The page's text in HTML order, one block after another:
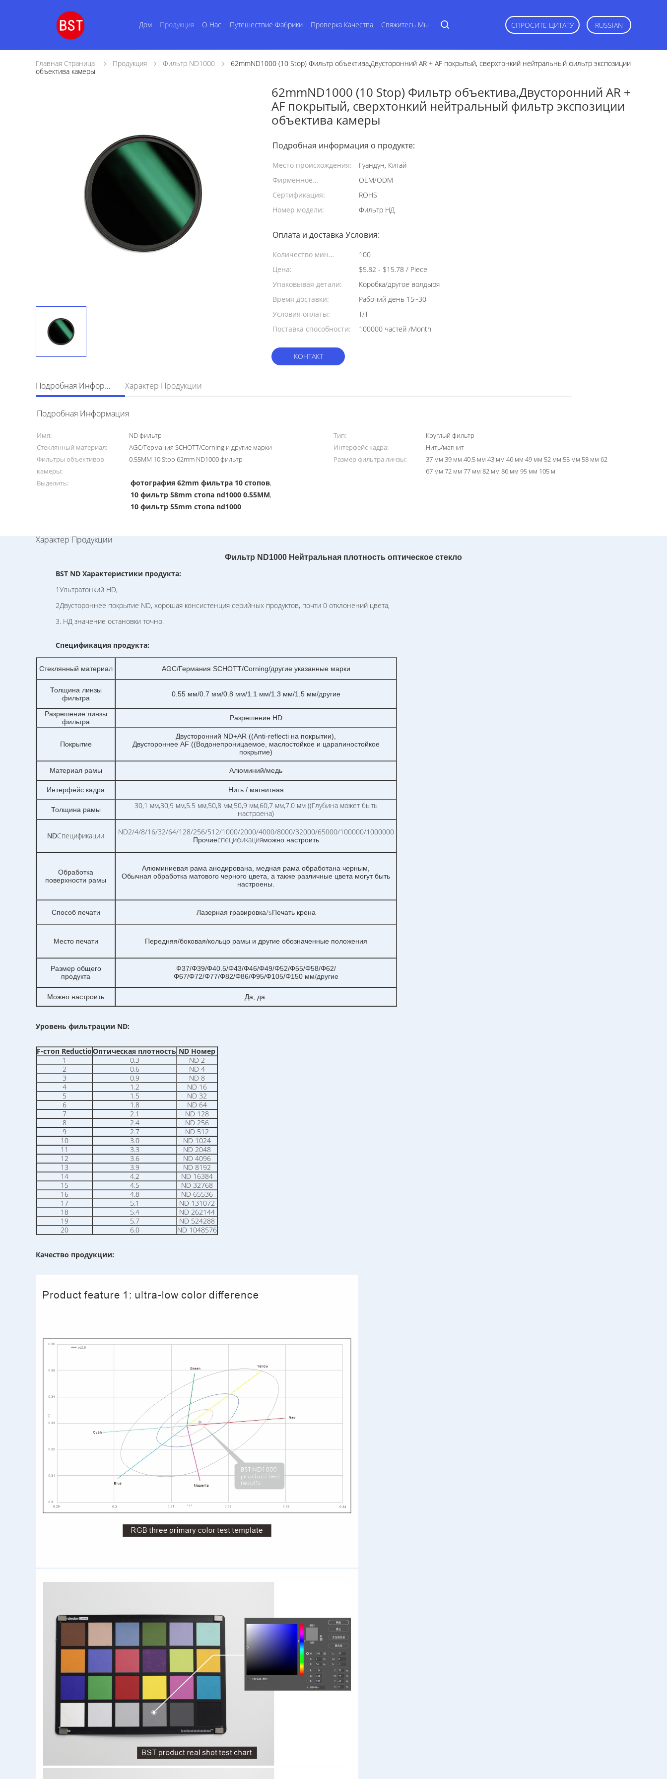
Дом Продукция О Нас Путешествие Фабрики Проверка Качества Свяжитесь Мы СПРОСИТЕ ЦИТАТУ RUSSIAN
Главная Страница Продукция Фильтр ND1000
62mmND1000 (10 Stop) Фильтр объектива,Двусторонний AR + AF покрытый, сверхтонкий нейтральный фильтр экспозиции
объектива камеры
62mmND1000 (10 Stop) Фильтр объектива,Двусторонний AR +
AF покрытый, сверхтонкий нейтральный фильтр экспозиции
объектива камеры
Подробная информация о продукте:
Место происхождения:
Гуандун, Китай
Фирменное
наименование:
OEM/ODM
Сертификация:
ROHS
Номер модели:
Фильтр НД
Оплата и доставка Условия:
Количество мин
заказа:
100
Цена:
$5.82 - $15.78 / Piece
Упаковывая детали:
Коробка/другое волдыря
Время доставки:
Рабочий день 15~30
Условия оплаты:
Т/Т
Поставка способности:
100000 частей /Month
КОНТАКТ
Подробная Информация Характер Продукции
Подробная Информация
Имя: ND фильтр Тип:
Круглый фильтр
Стеклянный материал:
AGC/Германия SCHOTT/Corning и другие марки Интерфейс кадра:
Нить/магнит
Фильтры объективов
камеры:
0.55MM 10 Stop 62mm ND1000 фильтр Размер фильтра линзы:
37 мм 39 мм 40.5 мм 43 мм 46 мм 49 мм 52 мм 55 мм 58 мм 62
67 мм 72 мм 77 мм 82 мм 86 мм 95 мм 105 м
Выделить:
фотография 62mm фильтра 10 стопов,
10 фильтр 58mm стопа nd1000 0.55MM,
10 фильтр 55mm стопа nd1000
Характер Продукции
Фильтр ND1000 Нейтральная плотность оптическое стекло
BST ND Характеристики продукта:
1Ультратонкий HD,
2Двустороннее покрытие ND, хорошая консистенция серийных продуктов, почти 0 отклонений цвета,
3. НД значение остановки точно.
Спецификация продукта:
Стеклянный материал AGC/Германия SCHOTT/Corning/другие указанные марки
Толщина линзы
фильтра
0.55 мм/0.7 мм/0.8 мм/1.1 мм/1.3 мм/1.5 мм/другие
Разрешение линзы
фильтра
Разрешение HD
Покрытие
Двусторонний ND+AR ((Anti-reflecti на покрытии),
Двустороннее AF ((Водонепроницаемое, маслостойкое и царапиностойкое
покрытие)
Материал рамы Алюминий/медь
Интерфейс кадра Нить / магнитная
Толщина рамы
30,1 мм,30,9 мм,5.5 мм,50,8 мм,50,9 мм,60,7 мм,7.0 мм ((Глубина может быть
настроена)
NDСпецификации ND2/4/8/16/32/64/128/256/512/1000/2000/4000/8000/32000/65000/100000/1000000
Прочиеспецификацияможно настроить
Обработка
поверхности рамы
Алюминиевая рама анодирована, медная рама обработана черным,
Обычная обработка матового черного цвета, а также различные цвета могут быть
настроены.
Способ печати Лазерная гравировка/sПечать крена
Место печати Передняя/боковая/кольцо рамы и другие обозначенные положения
Размер общего
продукта
Ф37/Φ39/Φ40.5/Φ43/Φ46/Φ49/Φ52/Φ55/Φ58/Φ62/
Φ67/Φ72/Φ77/Φ82/Φ86/Φ95/Φ105/Φ150 мм/другие
Можно настроить Да, да.
Уровень фильтрации ND:
F-стоп ReductioОптическая плотность ND Номер
1
0.3
ND 2
2
0.6
ND 4
3
0.9
ND 8
4
1.2
ND 16
5
1.5
ND 32
6
1.8
ND 64
7
2.1
ND 128
8
2.4
ND 256
9
2.7
ND 512
10
3.0
ND 1024
11
3.3
ND 2048
12
3.6
ND 4096
13
3.9
ND 8192
14
4.2
ND 16384
15
4.5
ND 32768
16
4.8
ND 65536
17
5.1
ND 131072
18
5.4
ND 262144
19
5.7
ND 524288
20
6.0 ND 1048576
Качество продукции: